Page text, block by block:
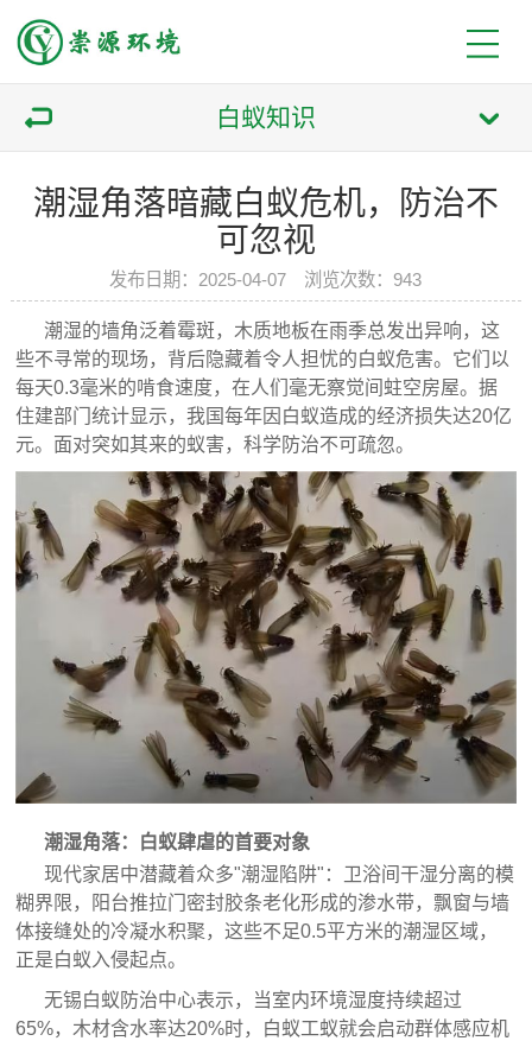
白蚁知识
潮湿角落暗藏白蚁危机，防治不
可忽视
发布日期：2025-04-07 浏览次数：943
潮湿的墙角泛着霉斑，木质地板在雨季总发出异响，这
些不寻常的现场，背后隐藏着令人担忧的白蚁危害。它们以
每天0.3毫米的啃食速度，在人们毫无察觉间蛀空房屋。据
住建部门统计显示，我国每年因白蚁造成的经济损失达20亿
元。面对突如其来的蚁害，科学防治不可疏忽。
潮湿角落：白蚁肆虐的首要对象
现代家居中潜藏着众多"潮湿陷阱"：卫浴间干湿分离的模
糊界限，阳台推拉门密封胶条老化形成的渗水带，飘窗与墙
体接缝处的冷凝水积聚，这些不足0.5平方米的潮湿区域，
正是白蚁入侵起点。
无锡白蚁防治中心表示，当室内环境湿度持续超过
65%，木材含水率达20%时，白蚁工蚁就会启动群体感应机